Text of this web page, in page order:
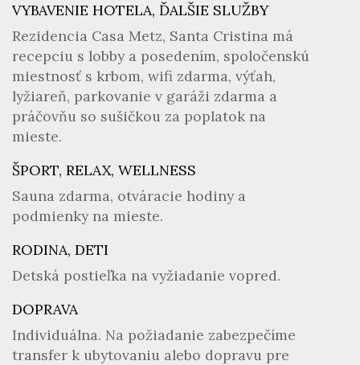
VYBAVENIE HOTELA, ĎALŠIE SLUŽBY
Rezidencia Casa Metz, Santa Cristina má
recepciu s lobby a posedením, spoločenskú
miestnosť s krbom, wifi zdarma, výťah,
lyžiareň, parkovanie v garáži zdarma a
práčovňu so sušičkou za poplatok na
mieste.
ŠPORT, RELAX, WELLNESS
Sauna zdarma, otváracie hodiny a
podmienky na mieste.
RODINA, DETI
Detská postieľka na vyžiadanie vopred.
DOPRAVA
Individuálna. Na požiadanie zabezpečíme
transfer k ubytovaniu alebo dopravu pre